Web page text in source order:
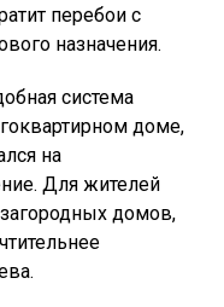
перебои с
назначения.
система
доме,
на
Для жителей
домов,